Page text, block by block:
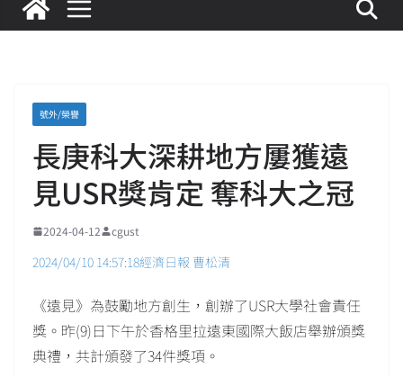
號外/榮譽
長庚科大深耕地方屢獲遠
見USR獎肯定 奪科大之冠
2024-04-12 cgust
2024/04/10 14:57:18經濟日報 曹松清
《遠見》為鼓勵地方創生，創辦了USR大學社會責任
獎。昨(9)日下午於香格里拉遠東國際大飯店舉辦頒獎
典禮，共計頒發了34件獎項。